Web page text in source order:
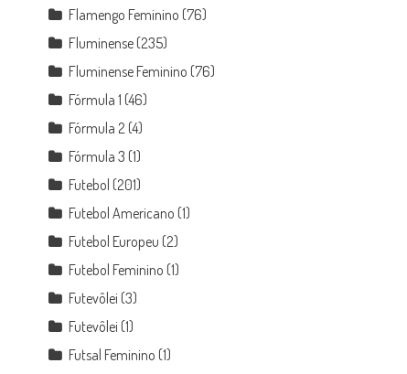
Flamengo Feminino (76)
Fluminense (235)
Fluminense Feminino (76)
Fórmula 1 (46)
Fórmula 2 (4)
Fórmula 3 (1)
Futebol (201)
Futebol Americano (1)
Futebol Europeu (2)
Futebol Feminino (1)
Futevôlei (3)
Futevôlei (1)
Futsal Feminino (1)